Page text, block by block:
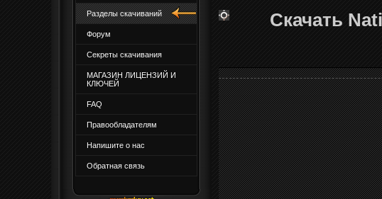
Разделы скачиваний
Форум
Секреты скачивания
МАГАЗИН ЛИЦЕНЗИЙ И
КЛЮЧЕЙ
FAQ
Правообладателям
Напишите о нас
Обратная связь
Скачать